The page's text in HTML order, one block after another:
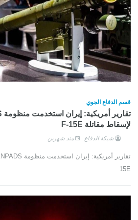
قسم الدفاع الجوي
لإسقاط مقاتلة F-15E
شبكة الدفاع منذ شهرين
15E